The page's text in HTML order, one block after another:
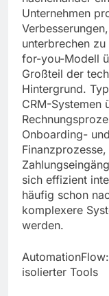
Unternehmen
unterbrechen
for-you-Modell
Großteil der
Hintergrund.
CRM-Systemen
Onboarding-
sich effizient
häufig schon
komplexere
werden.
isolierter Tools